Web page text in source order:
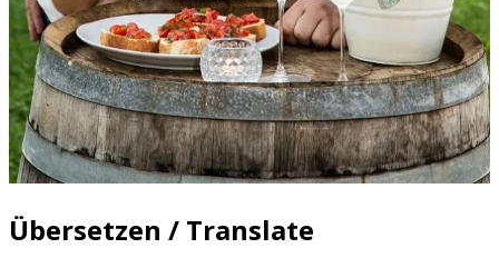
Übersetzen / Translate